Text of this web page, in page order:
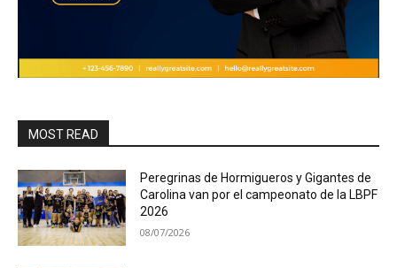
MOST READ
Peregrinas de Hormigueros y Gigantes de
Carolina van por el campeonato de la LBPF
2026
08/07/2026